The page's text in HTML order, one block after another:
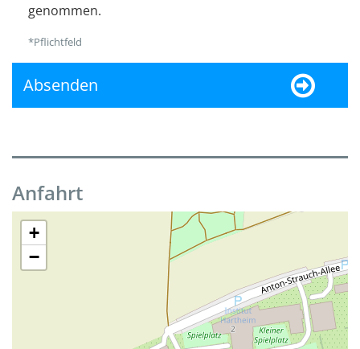
genommen.
*Pflichtfeld
Absenden
Anfahrt
+
−